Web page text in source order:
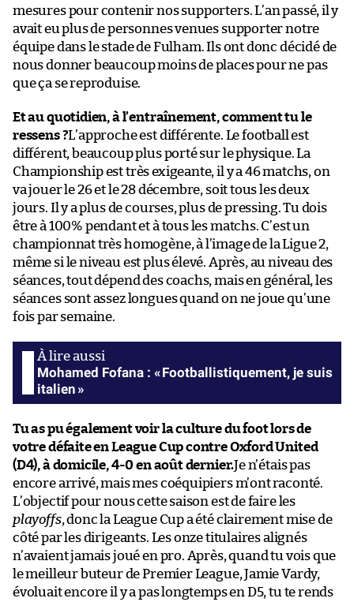
mesures pour contenir nos supporters. L’an passé, il y
avait eu plus de personnes venues supporter notre
équipe dans le stade de Fulham. Ils ont donc décidé de
nous donner beaucoup moins de places pour ne pas
que ça se reproduise.
Et au quotidien, à l’entraînement, comment tu le
ressens ?L’approche est différente. Le football est
différent, beaucoup plus porté sur le physique. La
Championship est très exigeante, il y a 46 matchs, on
va jouer le 26 et le 28 décembre, soit tous les deux
jours. Il y a plus de courses, plus de pressing. Tu dois
être à 100% pendant et à tous les matchs. C’est un
championnat très homogène, à l’image de la Ligue 2,
même si le niveau est plus élevé. Après, au niveau des
séances, tout dépend des coachs, mais en général, les
séances sont assez longues quand on ne joue qu’une
fois par semaine.
Mohamed Fofana : « Footballistiquement, je suis
italien »
Tu as pu également voir la culture du foot lors de
votre défaite en League Cup contre Oxford United
(D4), à domicile, 4-0 en août dernier.Je n’étais pas
encore arrivé, mais mes coéquipiers m’ont raconté.
L’objectif pour nous cette saison est de faire les
playoffs, donc la League Cup a été clairement mise de
côté par les dirigeants. Les onze titulaires alignés
n’avaient jamais joué en pro. Après, quand tu vois que
le meilleur buteur de Premier League, Jamie Vardy,
évoluait encore il y a pas longtemps en D5, tu te rends